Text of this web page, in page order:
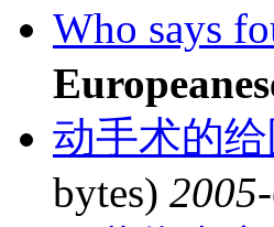
Who says
动手术的
bytes)